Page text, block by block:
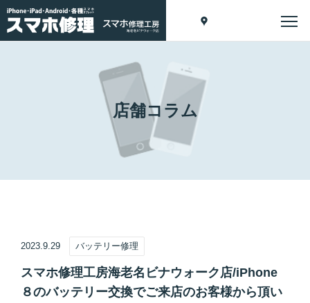
店舗コラム
2023.9.29 バッテリー修理
スマホ修理工房海老名ビナウォーク店/iPhone
８のバッテリー交換でご来店のお客様から頂い